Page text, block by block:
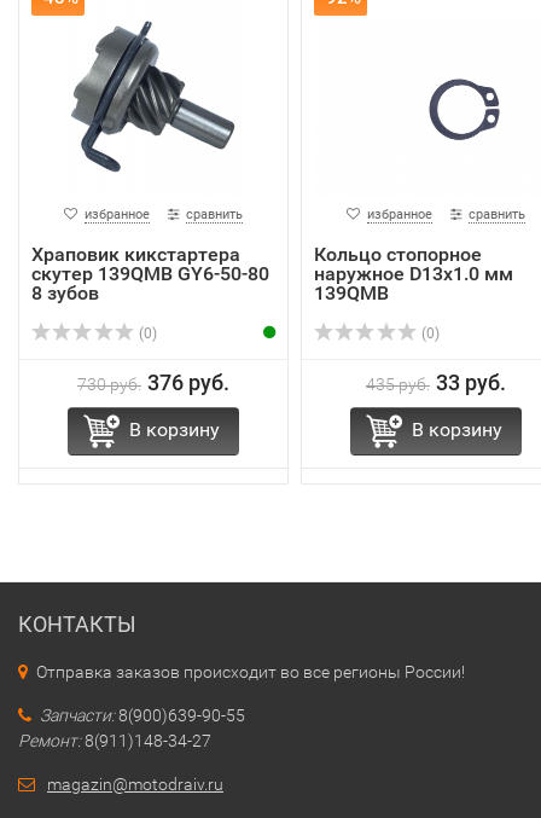
избранное сравнить
Храповик кикстартера
скутер 139QMB GY6-50-80
8 зубов
(0)
730 руб. 376 руб.
В корзину
избранное сравнить
Кольцо стопорное
наружное D13х1.0 мм
139QMB
(0)
435 руб. 33 руб.
В корзину
КОНТАКТЫ
Отправка заказов происходит во все регионы России!
Запчасти:8(900)639-90-55
Ремонт:8(911)148-34-27
magazin@motodraiv.ru